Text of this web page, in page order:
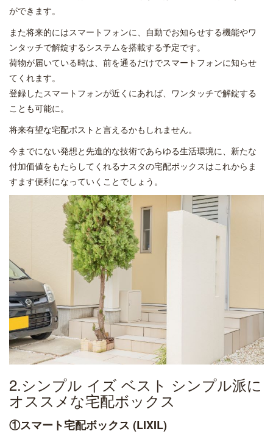
ができます。
また将来的にはスマートフォンに、自動でお知らせする機能やワ
ンタッチで解錠するシステムを搭載する予定です。
荷物が届いている時は、前を通るだけでスマートフォンに知らせ
てくれます。
登録したスマートフォンが近くにあれば、ワンタッチで解錠する
ことも可能に。
将来有望な宅配ポストと言えるかもしれません。
今までにない発想と先進的な技術であらゆる生活環境に、新たな
付加価値をもたらしてくれるナスタの宅配ボックスはこれからま
すます便利になっていくことでしょう。
2.シンプル イズ ベスト シンプル派に
オススメな宅配ボックス
①スマート宅配ボックス (LIXIL)